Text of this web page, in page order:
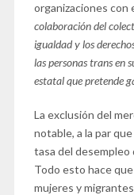
organizaciones con
colaboración del
igualdad y los
las personas trans en
estatal que pretende
La exclusión del
notable, a la par
tasa del
Todo esto hace
mujeres y